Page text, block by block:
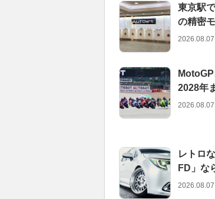
東京駅
の精密
2026.08.07
2028年
2026.08.07
レトロ
FD」な
2026.08.07